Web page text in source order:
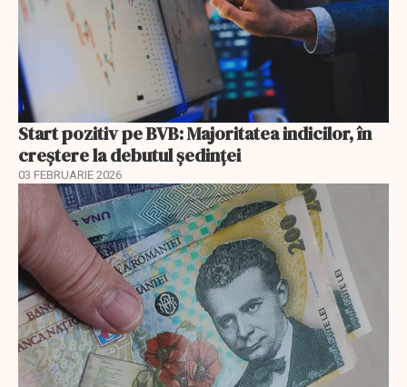
Start pozitiv pe BVB: Majoritatea indicilor, în
creştere la debutul şedinţei
03 FEBRUARIE 2026